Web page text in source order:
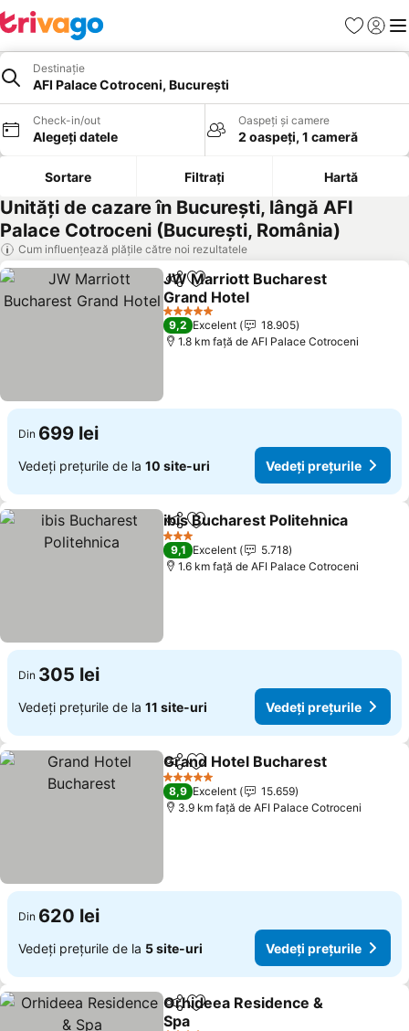
Favorite
Destinație
AFI Palace Cotroceni, București
Check-in/out
Alegeți datele
Oaspeți și camere
2 oaspeți, 1 cameră
Sortare Filtrați Hartă
Unități de cazare în București, lângă AFI
Palace Cotroceni (București, România)
Cum influențează plățile către noi rezultatele
DistribuițiAdăugaţi la favorite
JW Marriott Bucharest
Grand Hotel
5 Stele
9,2 Excelent
18.905
1.8 km faţă de AFI Palace Cotroceni
Din 699 lei
Vedeți prețurile de la 10 site-uri Vedeți prețurile
DistribuițiAdăugaţi la favorite
ibis Bucharest Politehnica
3 Stele
9,1 Excelent
5.718
1.6 km faţă de AFI Palace Cotroceni
Din 305 lei
Vedeți prețurile de la 11 site-uri Vedeți prețurile
DistribuițiAdăugaţi la favorite
Grand Hotel Bucharest
5 Stele
8,9 Excelent
15.659
3.9 km faţă de AFI Palace Cotroceni
Din 620 lei
Vedeți prețurile de la 5 site-uri Vedeți prețurile
DistribuițiAdăugaţi la favorite
Orhideea Residence &
Spa